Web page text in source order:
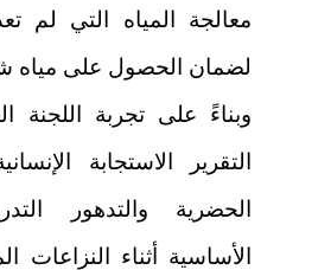
معالجة المياه التي لم
لضمان الحصول على مياه
وبناءً على تجربة اللجنة
التقرير الاستجابة
الحضرية والتدهور
الأساسية أثناء النزاعات